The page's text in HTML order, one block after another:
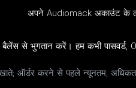
अपने Audiomack अकाउंट के
बैलेंस से भुगतान करें। हम कभी पासवर्ड,
खाते; ऑर्डर करने से पहले न्यूनतम,